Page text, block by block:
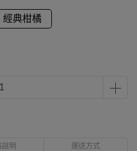
典柑橘
說明 運送方式